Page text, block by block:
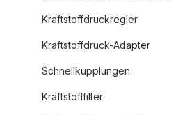
Kraftstoffdruckregler
Kraftstoffdruck-Adapter
Schnellkupplungen
Kraftstofffilter